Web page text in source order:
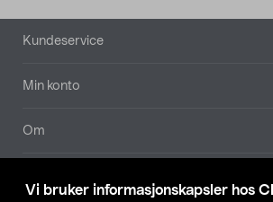
Vi bruker informasjonskapsler hos
Bunntekst
Kundeservice
Min konto
Om